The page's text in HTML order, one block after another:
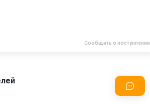
Сообщить о поступлении